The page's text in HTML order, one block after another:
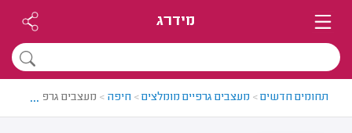
מידרג
תחומים חדשים> מעצבים גרפיים מומלצים> חיפה > מעצבים גרפיים
...